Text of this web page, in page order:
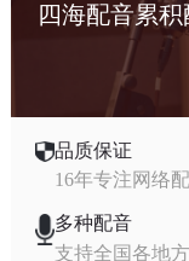
四海配音累
品质保证
16年专注网络
多种配音
支持全国各地